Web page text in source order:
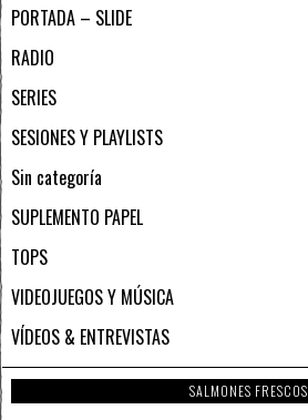
PORTADA – SLIDE
RADIO
SERIES
SESIONES Y PLAYLISTS
Sin categoría
SUPLEMENTO PAPEL
TOPS
VIDEOJUEGOS Y MÚSICA
VÍDEOS & ENTREVISTAS
SALMONES FRESCOS